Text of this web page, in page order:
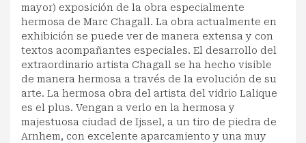
mayor) exposición de la obra especialmente
hermosa de Marc Chagall. La obra actualmente en
exhibición se puede ver de manera extensa y con
textos acompañantes especiales. El desarrollo del
extraordinario artista Chagall se ha hecho visible
de manera hermosa a través de la evolución de su
arte. La hermosa obra del artista del vidrio Lalique
es el plus. Vengan a verlo en la hermosa y
majestuosa ciudad de Ijssel, a un tiro de piedra de
Arnhem, con excelente aparcamiento y una muy